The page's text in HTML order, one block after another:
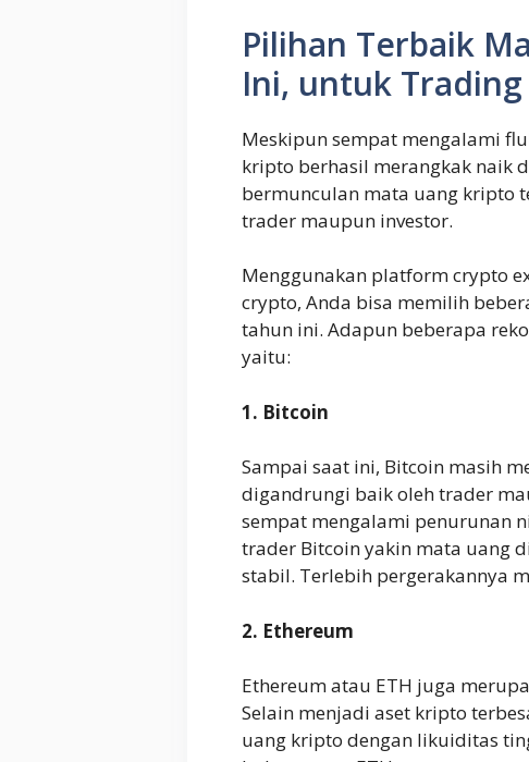
Pilihan Terbaik
Ini, untuk
Meskipun sempat mengalami
kripto berhasil merangkak naik
bermunculan mata uang kripto
trader maupun investor.
Menggunakan platform crypto
crypto, Anda bisa memilih
tahun ini. Adapun beberapa
yaitu:
1. Bitcoin
Sampai saat ini, Bitcoin masih
digandrungi baik oleh trader
sempat mengalami penurunan
trader Bitcoin yakin mata uang
stabil. Terlebih pergerakannya
2. Ethereum
Ethereum atau ETH juga
Selain menjadi aset kripto
uang kripto dengan likuiditas